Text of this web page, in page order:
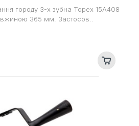
городу 3-х зубна Topex 15A408
365 мм. Застосов..